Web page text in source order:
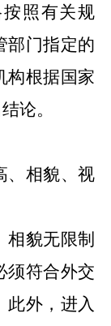
照有关规
部门指定的
构根据国家
论。
、相貌、视
貌无限制
须符合外交
此外，进入